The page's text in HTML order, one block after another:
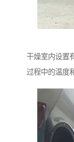
干燥室内设置
过程中的温度